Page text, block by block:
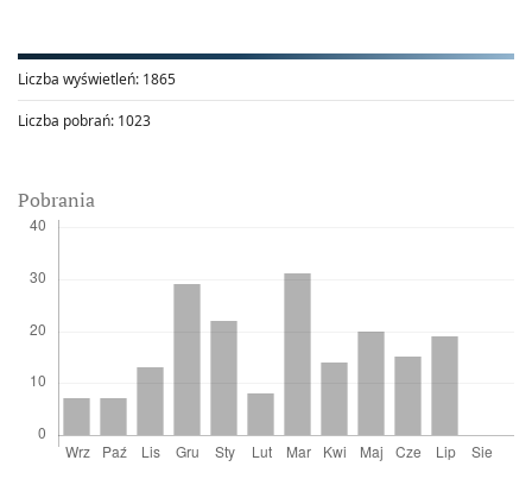
Liczba wyświetleń: 1865
Liczba pobrań: 1023
Pobrania